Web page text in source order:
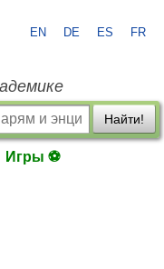
EN DE ES FR
Найти!
Игры ⚽